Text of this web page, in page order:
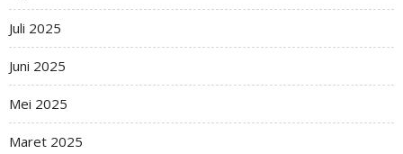
Juli 2025
Juni 2025
Mei 2025
Maret 2025